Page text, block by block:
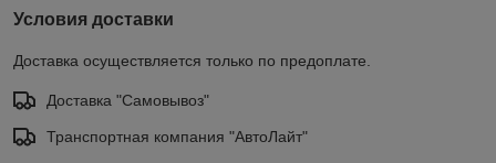
Условия доставки
Доставка осуществляется только по предоплате.
Доставка "Самовывоз"
Транспортная компания "АвтоЛайт"